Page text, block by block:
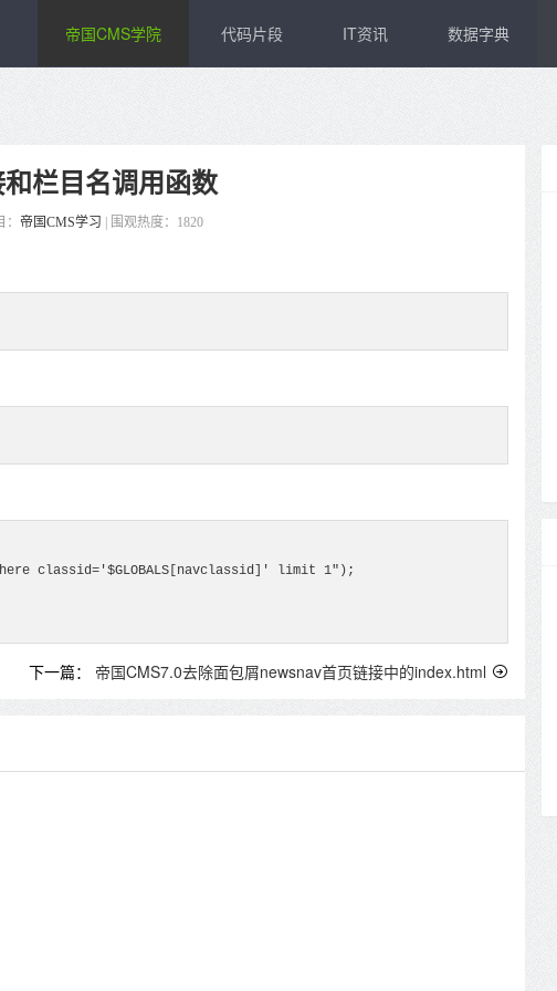
帝国CMS学院 代码片段 IT资讯 数据字典
栏目名调用函数
帝国CMS学习 围观热度：1820
classid='$GLOBALS[navclassid]' limit 1");
下一篇： 帝国CMS7.0去除面包屑newsnav首页链接中的index.html